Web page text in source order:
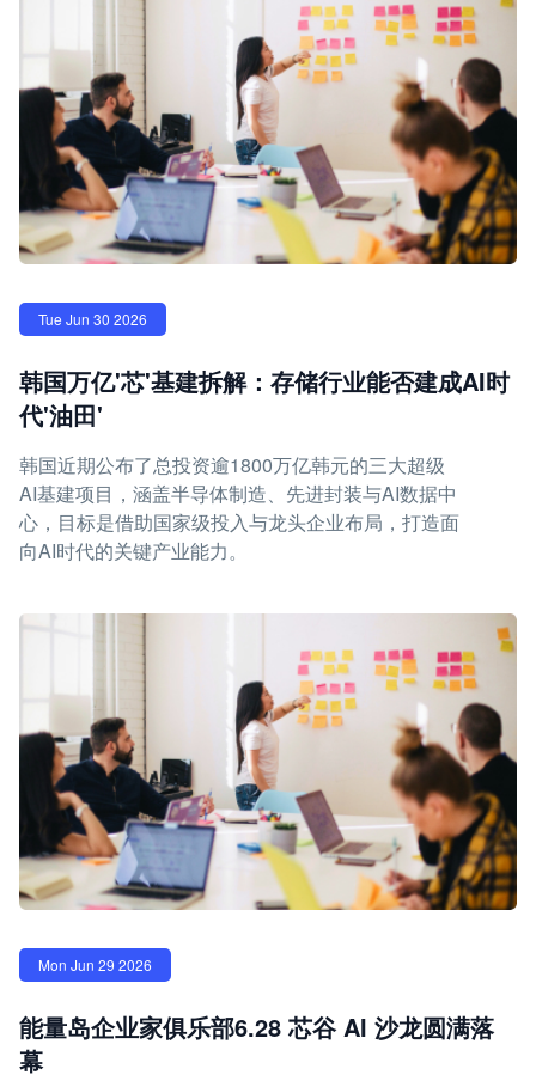
Tue Jun 30 2026
韩国万亿'芯'基建拆解：存储行业能否建成AI时
代'油田'
韩国近期公布了总投资逾1800万亿韩元的三大超级
AI基建项目，涵盖半导体制造、先进封装与AI数据中
心，目标是借助国家级投入与龙头企业布局，打造面
向AI时代的关键产业能力。
Mon Jun 29 2026
能量岛企业家俱乐部6.28 芯谷 AI 沙龙圆满落
幕